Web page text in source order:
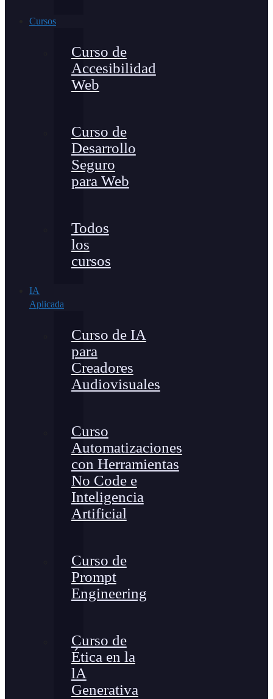
Cursos
Curso de
Accesibilidad
Web
Curso de
Desarrollo
Seguro
para Web
Todos
los
cursos
IA
Aplicada
Curso de IA
para
Creadores
Audiovisuales
Curso
Automatizaciones
con Herramientas
No Code e
Inteligencia
Artificial
Curso de
Prompt
Engineering
Curso de
Ética en la
lA
Generativa